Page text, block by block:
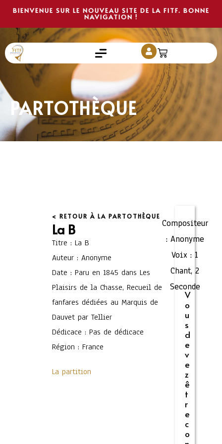
BIENVENUE SUR LE NOUVEAU SITE DE LA FITF. BONNE
NAVIGATION !
PARTOTHÈQUE
< RETOUR À LA PARTOTHÈQUE
La B
Titre : La B
Auteur : Anonyme
Date : Paru en 1845 dans Les
Plaisirs de la Chasse, Recueil de
fanfares dédiées au Marquis de
Dauvet par Tellier
Dédicace : Pas de dédicace
Région : France
La partition
Compositeur
: Anonyme
Voix : 1
Chant,2
Seconde
V
o
u
s
d
e
v
e
z
ê
t
r
e
c
o